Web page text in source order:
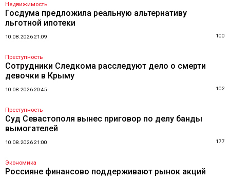
Недвижимость
Госдума предложила реальную альтернативу
льготной ипотеки
10.08.2026 21:09 100
Преступность
Сотрудники Следкома расследуют дело о смерти
девочки в Крыму
10.08.2026 20:45 102
Преступность
Суд Севастополя вынес приговор по делу банды
вымогателей
10.08.2026 21:00 177
Экономика
Россияне финансово поддерживают рынок акций